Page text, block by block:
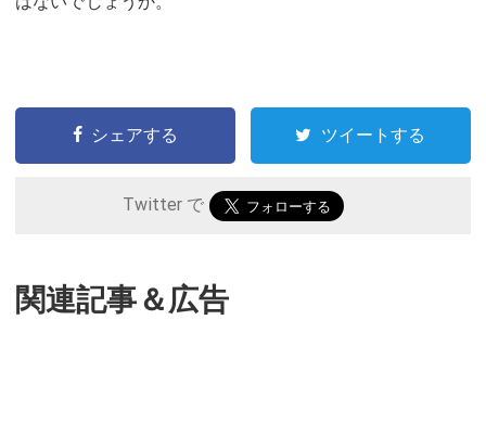
シェアする ツイートする
Twitter で
関連記事＆広告